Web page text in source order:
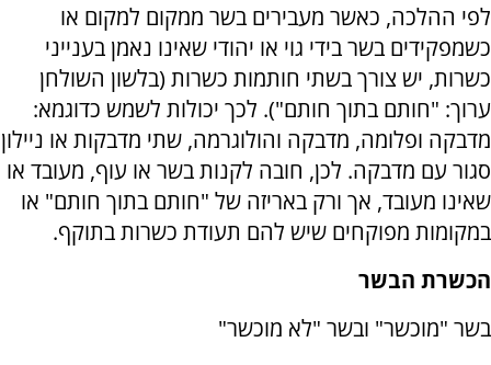
לפי ההלכה, כאשר מעבירים בשר ממקום למקום או
כשמפקידים בשר בידי גוי או יהודי שאינו נאמן בענייני
כשרות, יש צורך בשתי חותמות כשרות (בלשון השולחן
ערוך: "חותם בתוך חותם"). לכך יכולות לשמש כדוגמא:
מדבקה ופלומה, מדבקה והולוגרמה, שתי מדבקות או ניילון
סגור עם מדבקה. לכן, חובה לקנות בשר או עוף, מעובד או
שאינו מעובד, אך ורק באריזה של "חותם בתוך חותם" או
במקומות מפוקחים שיש להם תעודת כשרות בתוקף.
הכשרת הבשר
בשר "מוכשר" ובשר "לא מוכשר"